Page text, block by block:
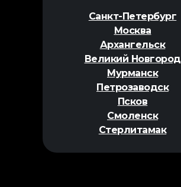
Санкт-Петербург
Москва
Архангельск
Великий Новгород
Мурманск
Петрозаводск
Псков
Смоленск
Стерлитамак